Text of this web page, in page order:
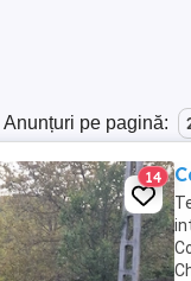
Anunțuri pe pagină:
14